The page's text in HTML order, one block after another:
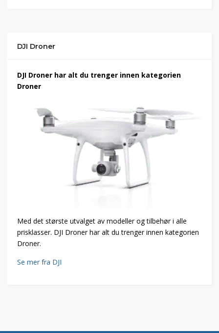
DJI Droner
DJI Droner har alt du trenger innen kategorien
Droner
Med det største utvalget av modeller og tilbehør i alle
prisklasser. DJI Droner har alt du trenger innen kategorien
Droner.
Se mer fra DJI